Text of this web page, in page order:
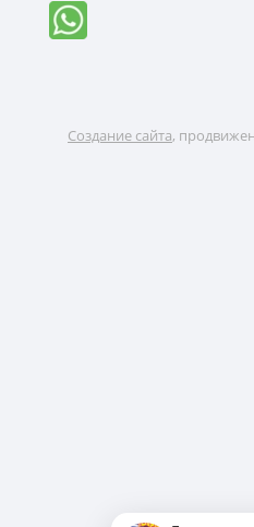
Создание сайта,